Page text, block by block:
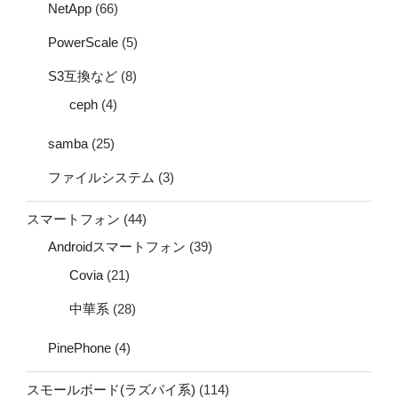
NetApp (66)
PowerScale (5)
S3互換など (8)
ceph (4)
samba (25)
ファイルシステム (3)
スマートフォン (44)
Androidスマートフォン (39)
Covia (21)
中華系 (28)
PinePhone (4)
スモールボード(ラズパイ系) (114)